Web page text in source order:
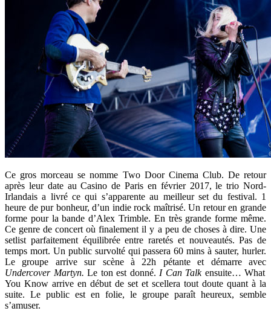
Ce gros morceau se nomme Two Door Cinema Club. De retour
après leur date au Casino de Paris en février 2017, le trio Nord-
Irlandais a livré ce qui s’apparente au meilleur set du festival. 1
heure de pur bonheur, d’un indie rock maîtrisé. Un retour en grande
forme pour la bande d’Alex Trimble. En très grande forme même.
Ce genre de concert où finalement il y a peu de choses à dire. Une
setlist parfaitement équilibrée entre raretés et nouveautés. Pas de
temps mort. Un public survolté qui passera 60 mins à sauter, hurler.
Le groupe arrive sur scène à 22h pétante et démarre avec
Undercover Martyn.Le ton est donné. I Can Talk ensuite… What
You Know arrive en début de set et scellera tout doute quant à la
suite. Le public est en folie, le groupe paraît heureux, semble
s’amuser.